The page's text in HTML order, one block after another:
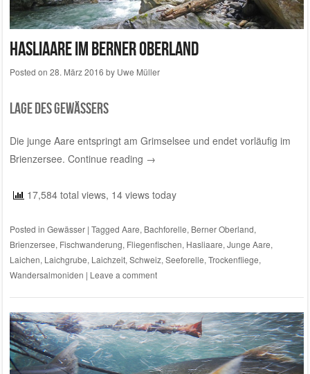
Hasliaare im Berner Oberland
Posted on 28. März 2016 by Uwe Müller
Lage des Gewässers
Die junge Aare entspringt am Grimselsee und endet vorläufig im
Brienzersee. Continue reading →
17,584 total views, 14 views today
Posted in Gewässer | Tagged Aare, Bachforelle, Berner Oberland,
Brienzersee, Fischwanderung, Fliegenfischen, Hasliaare, Junge Aare,
Laichen, Laichgrube, Laichzeit, Schweiz, Seeforelle, Trockenfliege,
Wandersalmoniden | Leave a comment